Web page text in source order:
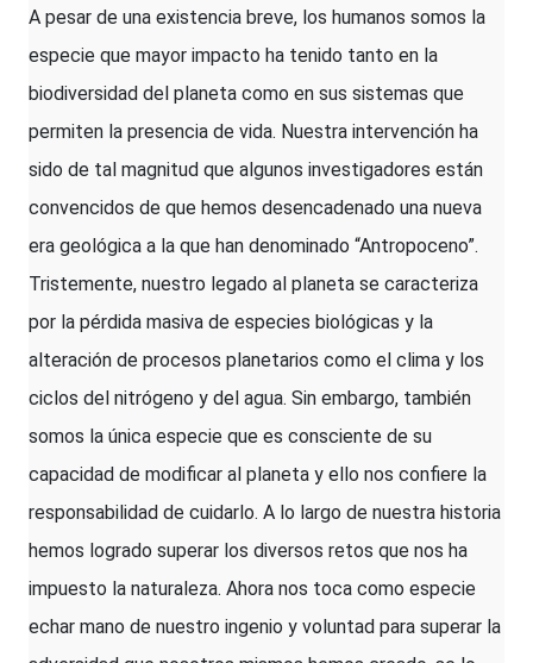
A pesar de una existencia breve, los humanos somos la
especie que mayor impacto ha tenido tanto en la
biodiversidad del planeta como en sus sistemas que
permiten la presencia de vida. Nuestra intervención ha
sido de tal magnitud que algunos investigadores están
convencidos de que hemos desencadenado una nueva
era geológica a la que han denominado “Antropoceno”.
Tristemente, nuestro legado al planeta se caracteriza
por la pérdida masiva de especies biológicas y la
alteración de procesos planetarios como el clima y los
ciclos del nitrógeno y del agua. Sin embargo, también
somos la única especie que es consciente de su
capacidad de modificar al planeta y ello nos confiere la
responsabilidad de cuidarlo. A lo largo de nuestra historia
hemos logrado superar los diversos retos que nos ha
impuesto la naturaleza. Ahora nos toca como especie
echar mano de nuestro ingenio y voluntad para superar la